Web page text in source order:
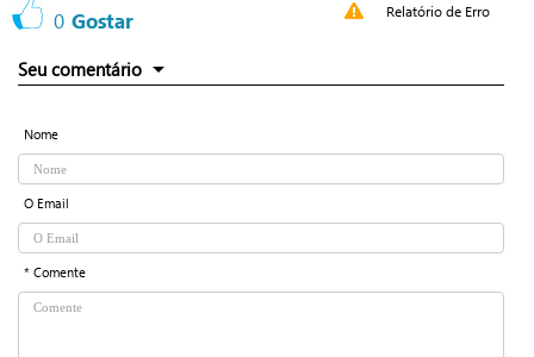
0 Gostar Relatório de Erro
Seu comentário
Nome
O Email
* Comente